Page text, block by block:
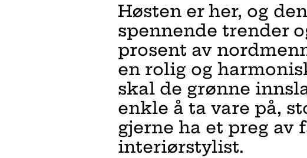
Høsten er her, og
spennende trender
prosent av
en rolig og
skal de grønne
enkle å ta vare på,
gjerne ha et preg av
interiørstylist.